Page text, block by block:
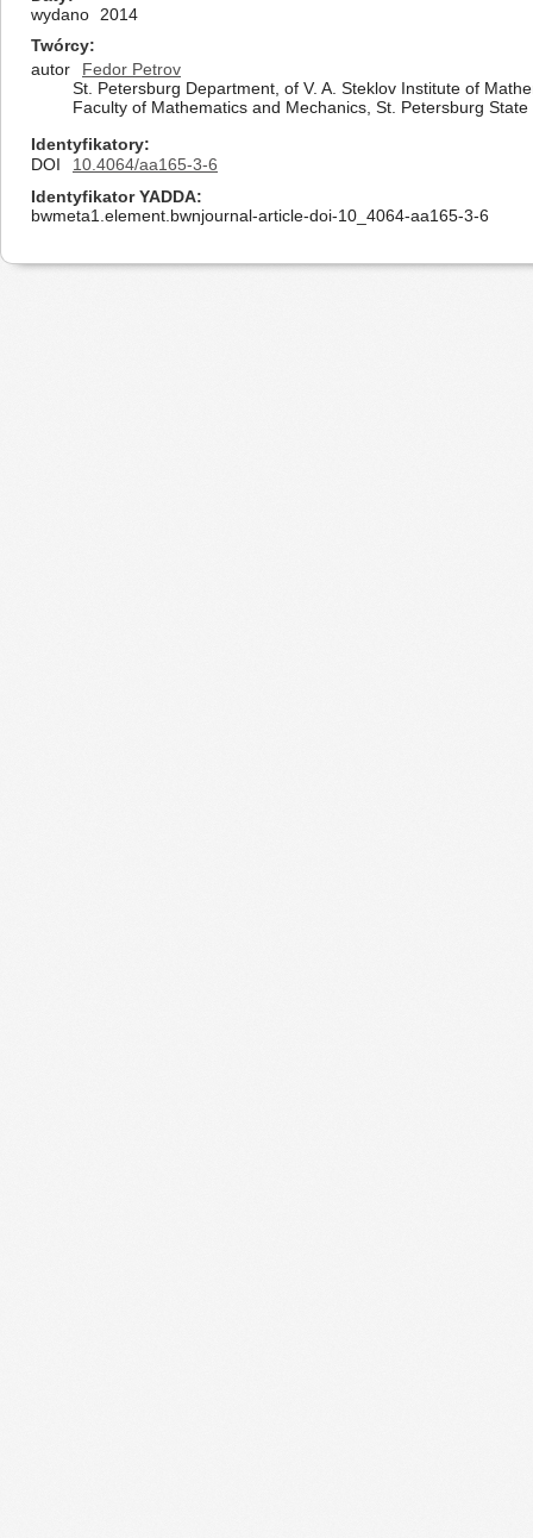
wydano
2014
Twórcy
autor
Fedor Petrov
St. Petersburg Department, of V. A. Steklov Institute of
Faculty of Mathematics and Mechanics, St. Petersburg
Identyfikatory
DOI
10.4064/aa165-3-6
Identyfikator YADDA
bwmeta1.element.bwnjournal-article-doi-10_4064-aa165-3-6